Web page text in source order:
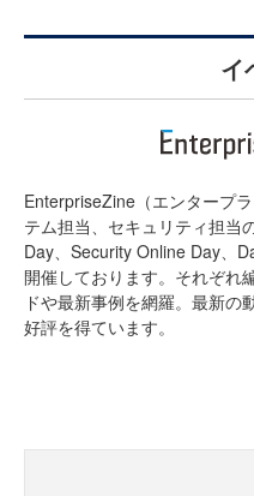
イ
EnterpriseZine（エンタープ
テム担当、セキュリティ担当
Day、Security Online Day、
開催しております。それぞれ
ドや最新事例を網羅。最新の
好評を得ています。